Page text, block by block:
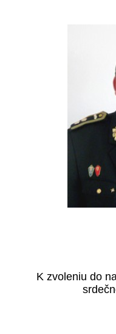
K zvoleniu do